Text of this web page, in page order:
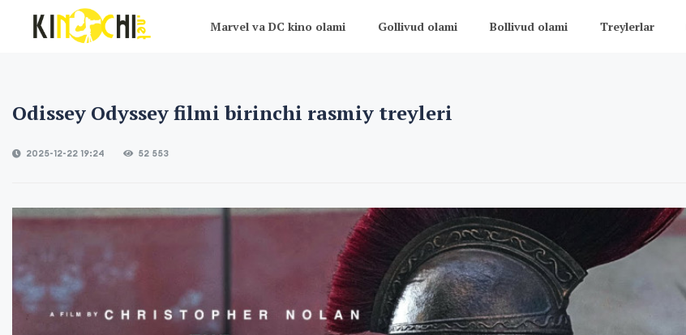
Marvel va DC kino olami Gollivud olami Bollivud olami Treylerlar
Odissey Odyssey filmi birinchi rasmiy treyleri
2025-12-22 19:24 52 553